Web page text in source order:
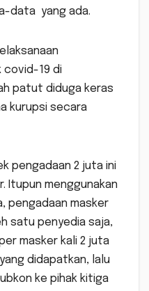
data yang ada.
covid-19 di
patut diduga keras
kurupsi secara
pengadaan 2 juta ini
Itupun menggunakan
pengadaan masker
satu penyedia saja,
masker kali 2 juta
didapatkan, lalu
ke pihak kitiga